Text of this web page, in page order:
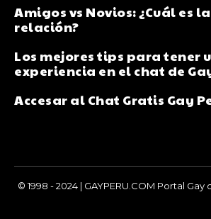
Amigos vs Novios: ¿Cuál es
relación?
Los mejores tips para tener
experiencia en el chat de
Accesar al Chat Gratis Gay
© 1998 - 2024 | GAYPERU.COM Portal